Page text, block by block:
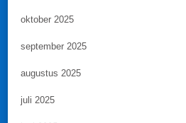
oktober 2025
september 2025
augustus 2025
juli 2025